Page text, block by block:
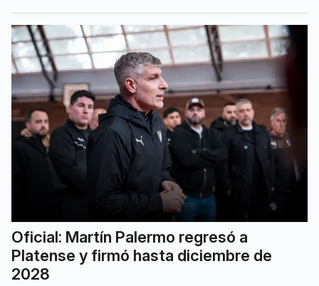
Oficial: Martín Palermo regresó a
Platense y firmó hasta diciembre de
2028